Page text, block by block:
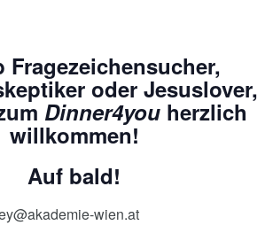
Fragezeichensucher,
oder Jesuslover,
Dinner4youherzlich
willkommen!
Auf bald!
wien.at